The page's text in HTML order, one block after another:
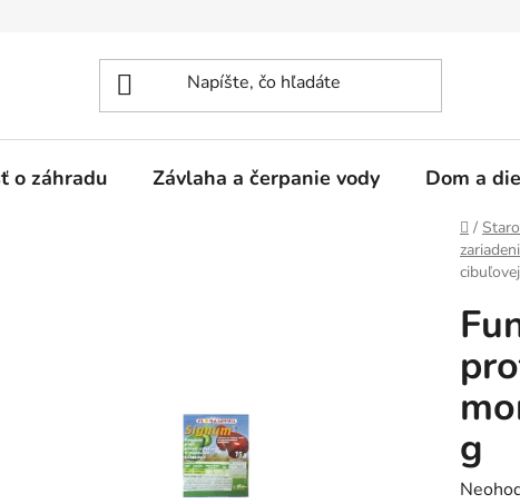
o záhradu Závlaha a čerpanie vody Dom a
Domov
/
g